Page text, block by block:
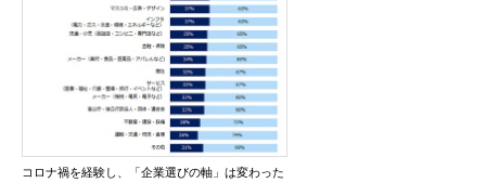
コロナ禍を経験し、「企業選びの軸」は変わった